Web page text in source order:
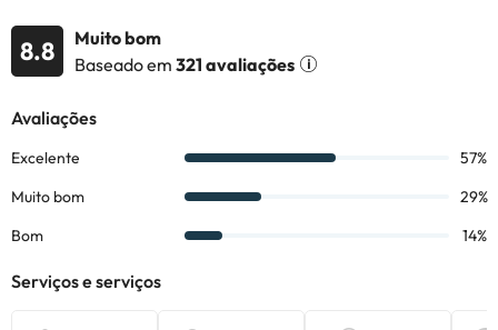
8.8
Muito bom
Baseado em 321 avaliações